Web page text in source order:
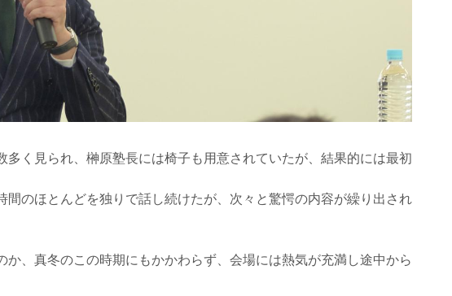
多く見られ、榊原塾長には椅子も用意されていたが、結果的には最初
間のほとんどを独りで話し続けたが、次々と驚愕の内容が繰り出され
か、真冬のこの時期にもかかわらず、会場には熱気が充満し途中から